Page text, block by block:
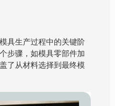
具生产过程中的关键阶
步骤，如模具零部件加
了从材料选择到最终模